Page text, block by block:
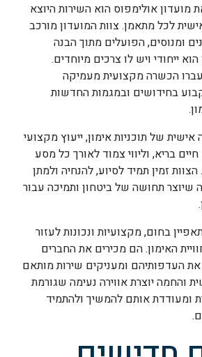
אולימפוס הוא השירות היוצא
לכל מתאמן. צוות המועדון מורכב
ומנוסים, הפועלים מתוך הבנה
ייחודי ויש לו צרכים מיוחדים.
הכשרה מקצועית מעמיקה
בחידושים ובמגמות החדשות
של תוכניות אימון, ייעוץ מקצועי
חיים בריא, וליווי צמוד לאורך כל מסע
זמין תמיד לסיוע, להנחיה ולמתן
שיוצר תחושה של ביטחון ותמיכה עבור
בחום, מקצועיות ונכונות לעזור
האימון. הם מכירים את החברים
את העדפותיהם ומעניקים שירות מותאם
והחמה יוצרת אווירה נעימה שגורמת
ומעודדת אותם להמשיך ולהתמיד